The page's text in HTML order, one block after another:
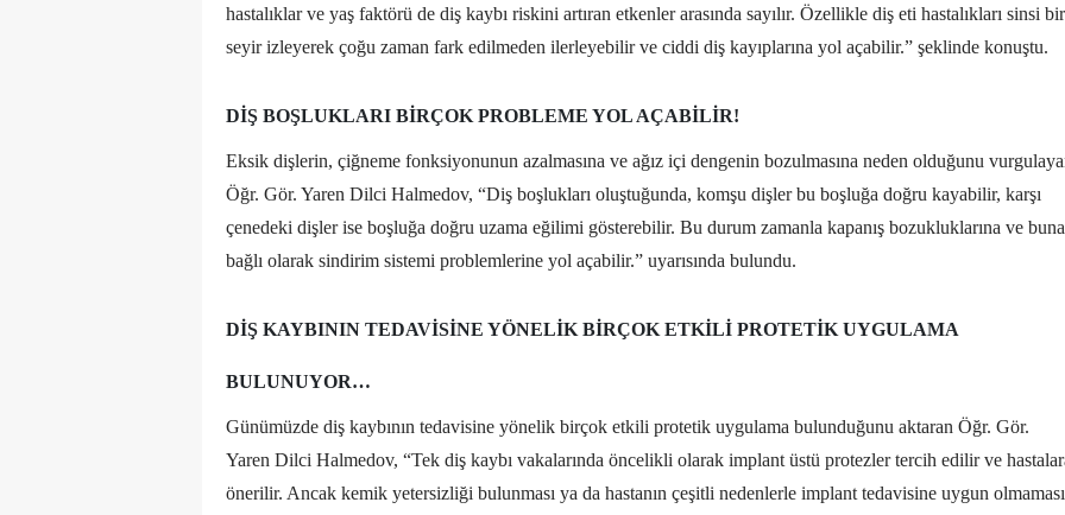
hastalıklar ve yaş faktörü de diş kaybı riskini artıran etkenler arasında sayılır. Özellikle diş eti hastalıkları sinsi bir
seyir izleyerek çoğu zaman fark edilmeden ilerleyebilir ve ciddi diş kayıplarına yol açabilir.” şeklinde konuştu.
DIŞ BOŞLUKLARI BIRÇOK PROBLEME YOL AÇABILIR!
Eksik dişlerin, çiğneme fonksiyonunun azalmasına ve ağız içi dengenin bozulmasına neden olduğunu
Öğr. Gör. Yaren Dilci Halmedov, “Diş boşlukları oluştuğunda, komşu dişler bu boşluğa doğru kayabilir, karşı
çenedeki dişler ise boşluğa doğru uzama eğilimi gösterebilir. Bu durum zamanla kapanış bozukluklarına ve buna
bağlı olarak sindirim sistemi problemlerine yol açabilir.” uyarısında bulundu.
DIŞ KAYBININ TEDAVISINE YÖNELIK BIRÇOK ETKILI PROTETIK UYGULAMA
BULUNUYOR…
Günümüzde diş kaybının tedavisine yönelik birçok etkili protetik uygulama bulunduğunu aktaran Öğr. Gör.
Yaren Dilci Halmedov, “Tek diş kaybı vakalarında öncelikli olarak implant üstü protezler tercih edilir ve
önerilir. Ancak kemik yetersizliği bulunması ya da hastanın çeşitli nedenlerle implant tedavisine uygun olmaması